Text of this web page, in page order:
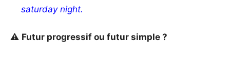
saturday night.
⚠️ Futur progressif ou futur simple ?